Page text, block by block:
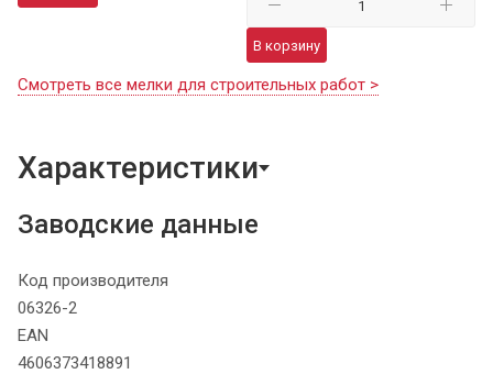
В корзину
Смотреть все мелки для строительных работ >
Характеристики
Заводские данные
Код производителя
06326-2
EAN
4606373418891